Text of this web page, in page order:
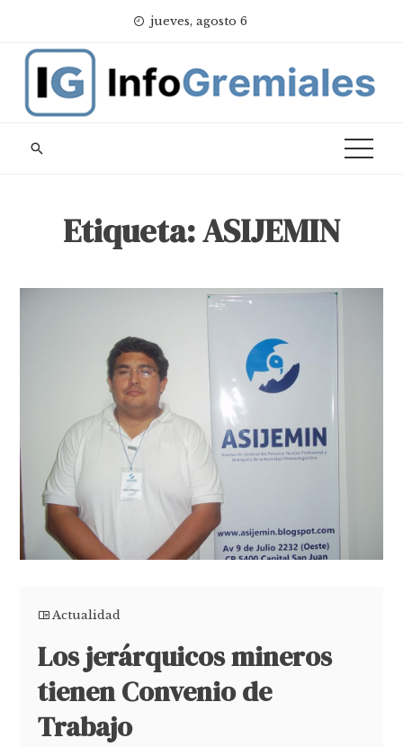
content
jueves, agosto 6
Etiqueta:ASIJEMIN
Actualidad
Los jerárquicos mineros
tienen Convenio de
Trabajo